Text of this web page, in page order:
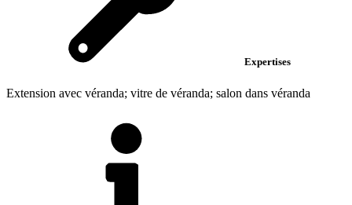
Expertises
Extension avec véranda; vitre de véranda; salon dans véranda